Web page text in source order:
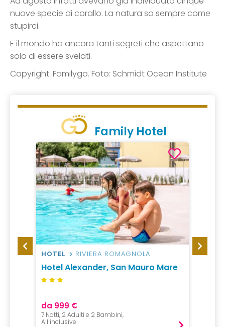
nuove specie di corallo. La natura sa sempre come
stupirci.
E il mondo ha ancora tanti segreti che aspettano
solo di essere svelati.
Copyright: Familygo. Foto: Schmidt Ocean Institute
Family Hotel
HOTEL RIVIERA ROMAGNOLA
Hotel Alexander, San Mauro Mare
da 999 €
7 Notti, 2 Adulti e 2 Bambini,
All inclusive